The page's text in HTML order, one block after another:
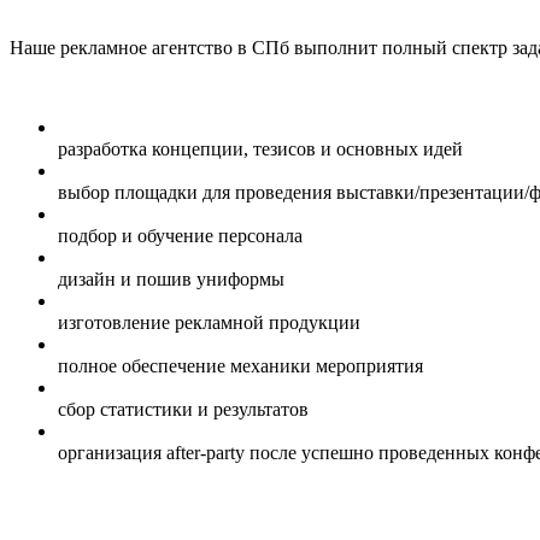
Наше рекламное агентство в СПб выполнит полный спектр
разработка концепции, тезисов и основных идей
выбор площадки для проведения выставки/презентации/
подбор и обучение персонала
дизайн и пошив униформы
изготовление рекламной продукции
полное обеспечение механики мероприятия
сбор статистики и результатов
организация after-party после успешно проведенных